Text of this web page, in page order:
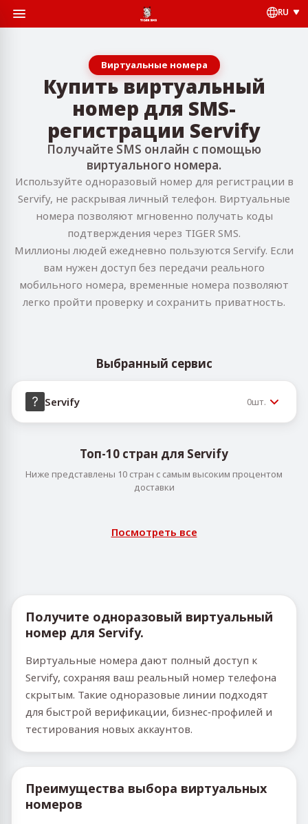
RU
Виртуальные номера
Купить виртуальный
номер для SMS-
регистрации Servify
Получайте SMS онлайн с помощью
виртуального номера.
Используйте одноразовый номер для регистрации в
Servify, не раскрывая личный телефон. Виртуальные
номера позволяют мгновенно получать коды
подтверждения через TIGER SMS.
Миллионы людей ежедневно пользуются Servify. Если
вам нужен доступ без передачи реального
мобильного номера, временные номера позволяют
легко пройти проверку и сохранить приватность.
Выбранный сервис
Servify 0шт.
Топ-10 стран для Servify
Ниже представлены 10 стран с самым высоким процентом
доставки
Посмотреть все
Получите одноразовый виртуальный
номер для Servify.
Виртуальные номера дают полный доступ к
Servify, сохраняя ваш реальный номер телефона
скрытым. Такие одноразовые линии подходят
для быстрой верификации, бизнес‑профилей и
тестирования новых аккаунтов.
Преимущества выбора виртуальных
номеров